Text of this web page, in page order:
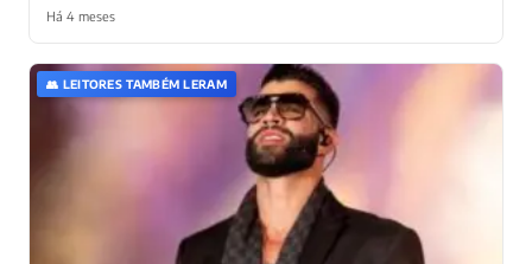
Há 4 meses
👥 LEITORES TAMBÉM LERAM